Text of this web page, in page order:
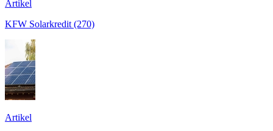
Artikel
KFW Solarkredit (270)
Artikel